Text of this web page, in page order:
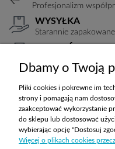
Profesjonalizm
WYSYŁKA
Starannie zapakowane
TRANSPORT
Koszty ustalane
Dbamy o Twoją
Pliki cookies i pokrewne im
strony i pomagają nam
zaakceptować wykorzystanie
do sklepu lub dostosować
wybierając opcję "Dostosuj
Więcej o plikach cookies